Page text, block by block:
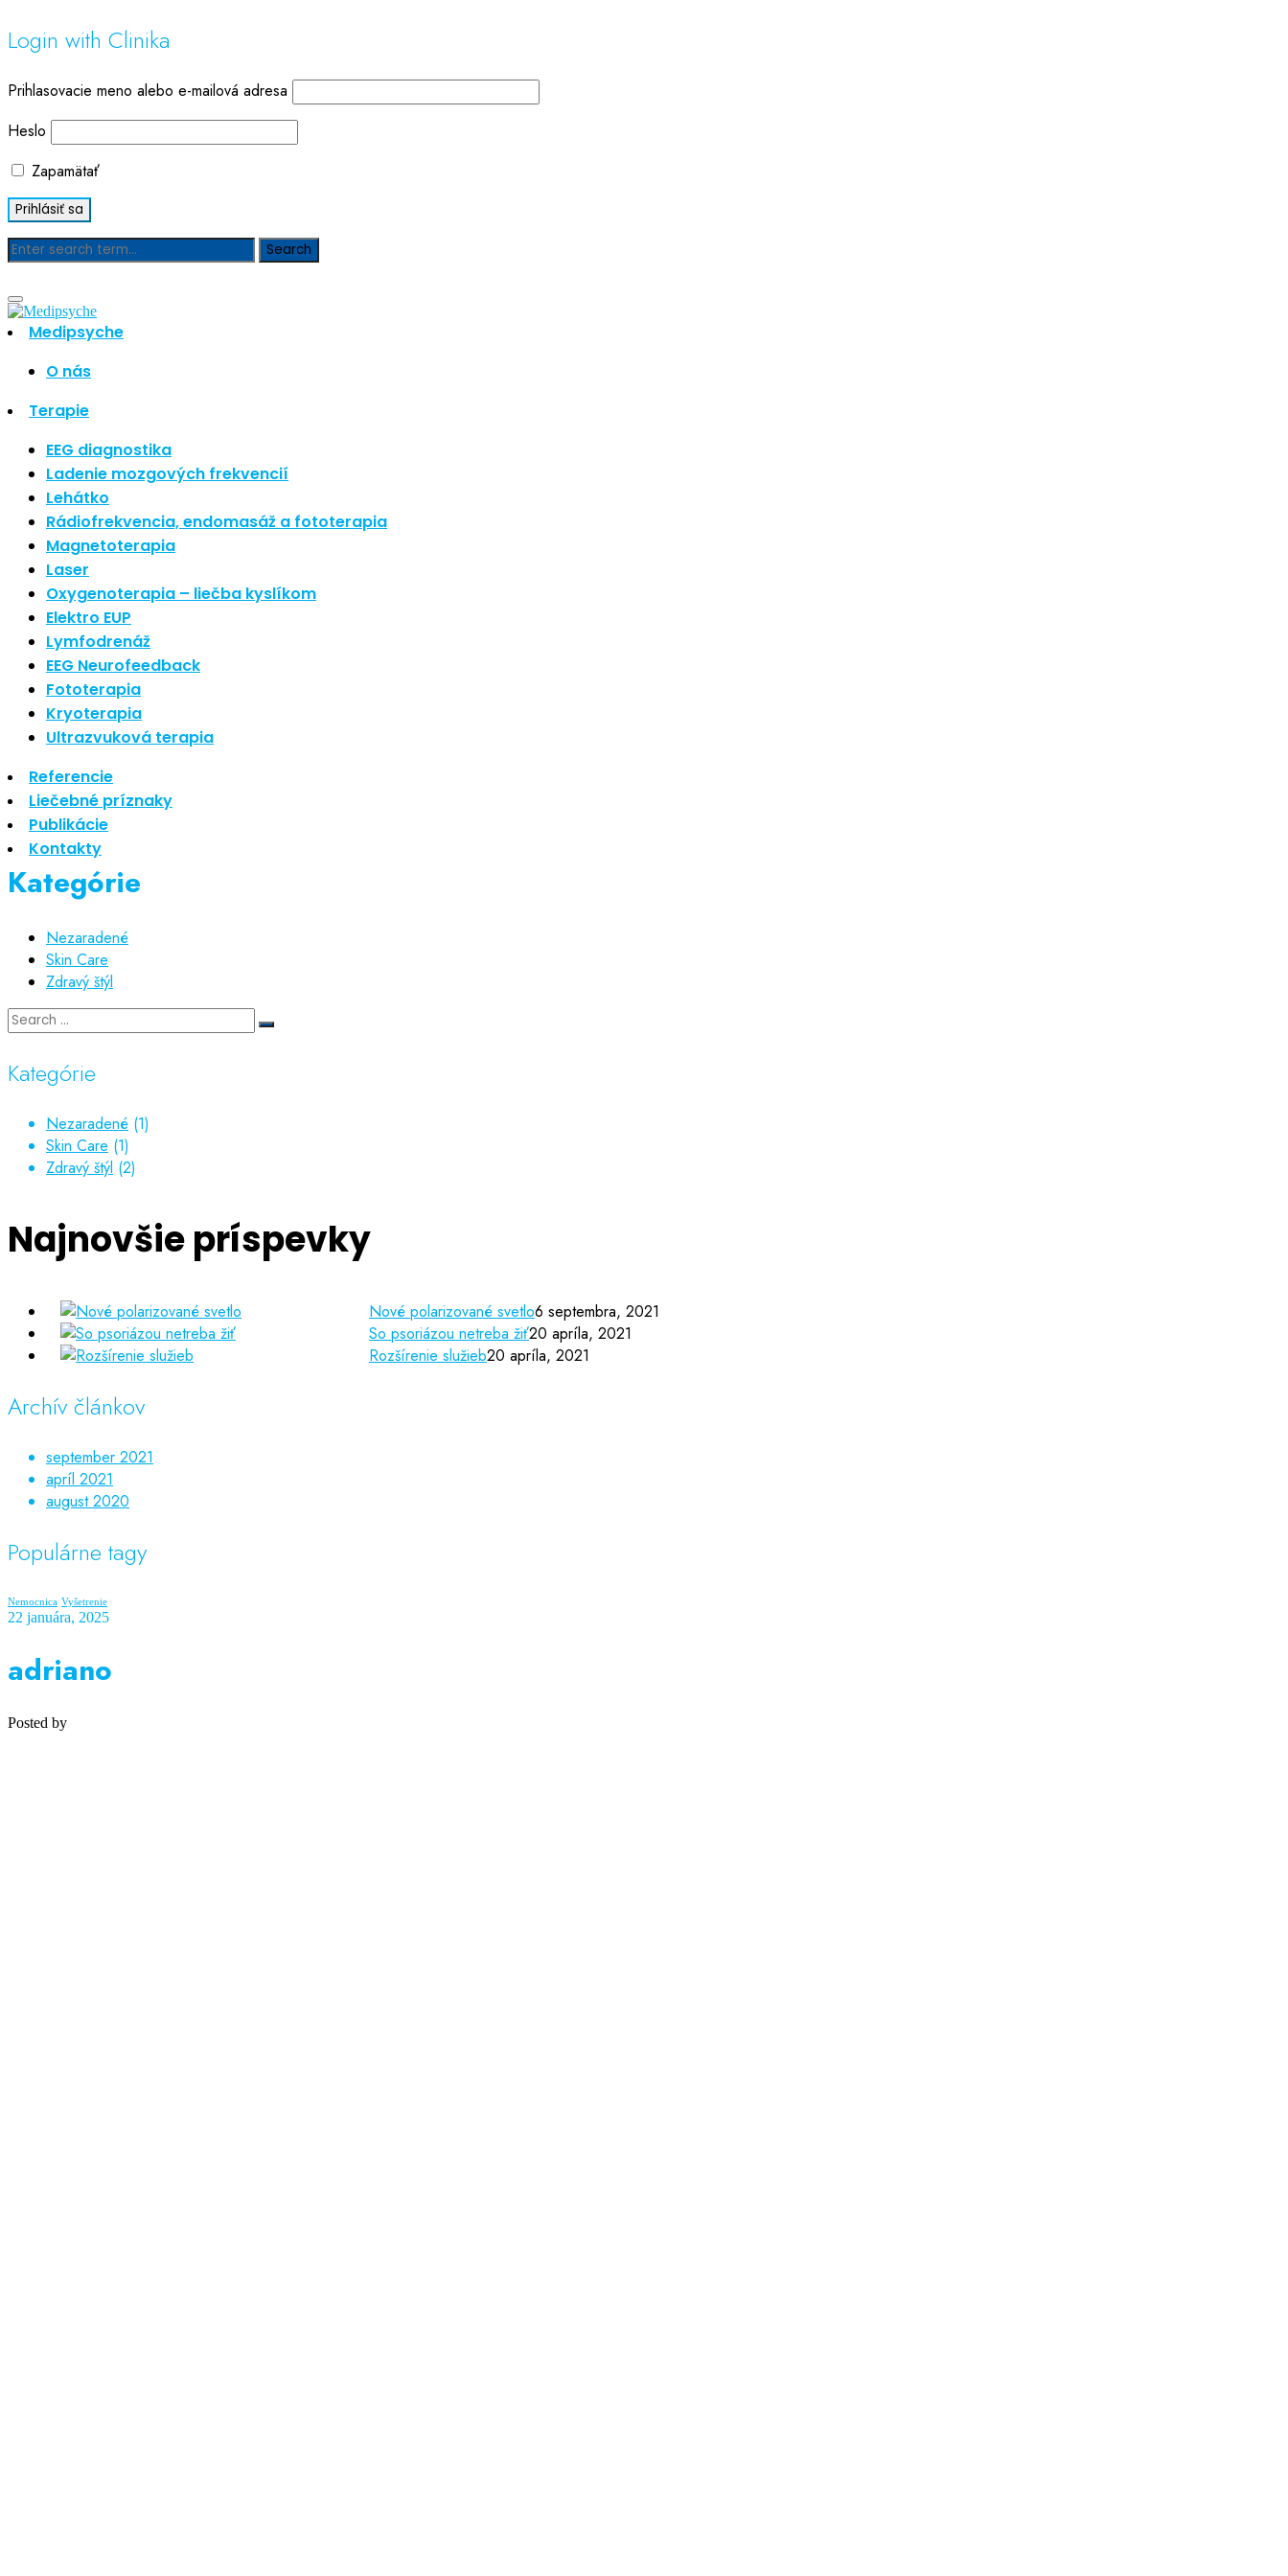
Login with Clinika
Prihlasovacie meno alebo e-mailová adresa
Heslo
Zapamätať
Medipsyche
O nás
Terapie
EEG diagnostika
Ladenie mozgových frekvencií
Lehátko
Rádiofrekvencia, endomasáž a fototerapia
Magnetoterapia
Laser
Oxygenoterapia – liečba kyslíkom
Elektro EUP
Lymfodrenáž
EEG Neurofeedback
Fototerapia
Kryoterapia
Ultrazvuková terapia
Referencie
Liečebné príznaky
Publikácie
Kontakty
Blog
Hľadať
Najnovšie články
Nové polarizované svetlo
So psoriázou netreba žiť
Rozšírenie služieb
Hudba a vývoj mozgu
Najnovšie komentáre
Žiadne komentáre na zobrazenie.
Archív
september 2021
apríl 2021
august 2020
Kategórie
Nezaradené
Skin Care
Zdravý štýl
Kategórie
Nezaradené (1)
Skin Care (1)
Zdravý štýl (2)
Najnovšie príspevky
Nové polarizované svetlo6 septembra, 2021
So psoriázou netreba žiť20 apríla, 2021
Rozšírenie služieb20 apríla, 2021
Archív článkov
september 2021
apríl 2021
august 2020
Populárne tagy
Nemocnica Vyšetrenie
22 januára, 2025
adriano
Posted by